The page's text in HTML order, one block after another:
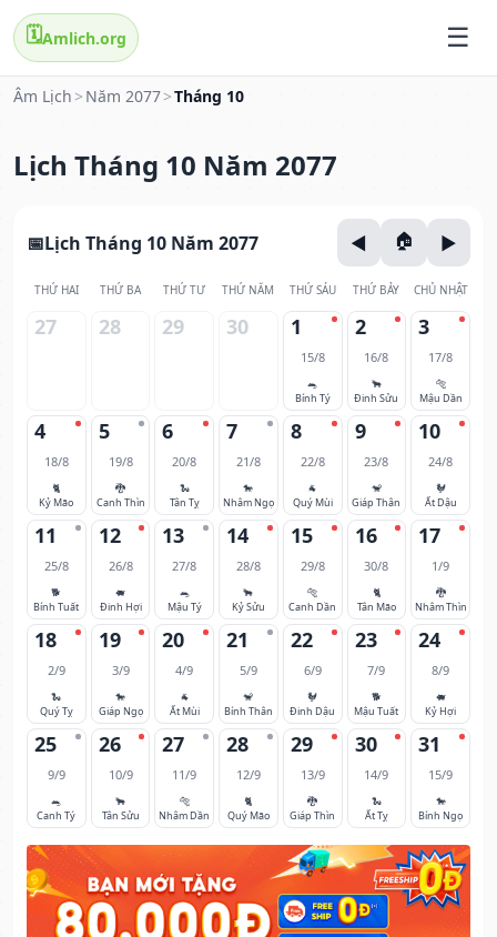
🗓️Amlich.org
Âm Lịch > Năm 2077>Tháng 10
Lịch Tháng 10 Năm 2077
Lịch Tháng 10 Năm 2077
THỨ HAI THỨ BA THỨ TƯ THỨ NĂM THỨ SÁU THỨ BẢY CHỦ NHẬT
27 28 29 30 1
15/8
🐀
Bính Tý
2
16/8
🐂
Đinh Sửu
3
17/8
🐅
Mậu Dần
4
18/8
🐈
Kỷ Mão
5
19/8
🐉
Canh Thìn
6
20/8
🐍
Tân Tỵ
7
21/8
🐎
Nhâm Ngọ
8
22/8
🐐
Quý Mùi
9
23/8
🐒
Giáp Thân
10
24/8
🐓
Ất Dậu
11
25/8
🐕
Bính Tuất
12
26/8
🐖
Đinh Hợi
13
27/8
🐀
Mậu Tý
14
28/8
🐂
Kỷ Sửu
15
29/8
🐅
Canh Dần
16
30/8
🐈
Tân Mão
17
1/9
🐉
Nhâm Thìn
18
2/9
🐍
Quý Tỵ
19
3/9
🐎
Giáp Ngọ
20
4/9
🐐
Ất Mùi
21
5/9
🐒
Bính Thân
22
6/9
🐓
Đinh Dậu
23
7/9
🐕
Mậu Tuất
24
8/9
🐖
Kỷ Hợi
25
9/9
🐀
Canh Tý
26
10/9
🐂
Tân Sửu
27
11/9
🐅
Nhâm Dần
28
12/9
🐈
Quý Mão
29
13/9
🐉
Giáp Thìn
30
14/9
🐍
Ất Tỵ
31
15/9
🐎
Bính Ngọ